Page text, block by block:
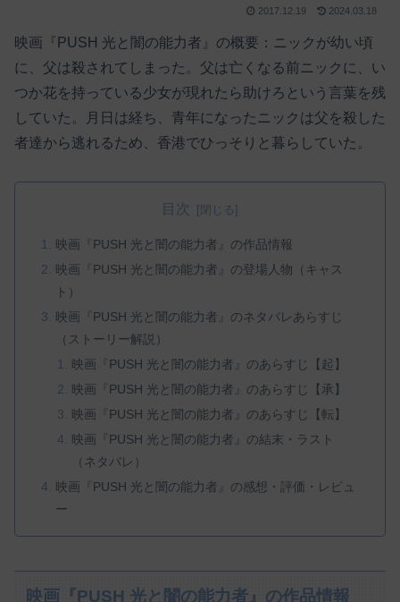
2017.12.19 2024.03.18
映画『PUSH 光と闇の能力者』の概要：ニックが幼い頃
に、父は殺されてしまった。父は亡くなる前ニックに、い
つか花を持っている少女が現れたら助けろという言葉を残
していた。月日は経ち、青年になったニックは父を殺した
者達から逃れるため、香港でひっそりと暮らしていた。
目次
映画『PUSH 光と闇の能力者』の作品情報
映画『PUSH 光と闇の能力者』の登場人物（キャス
ト）
映画『PUSH 光と闇の能力者』のネタバレあらすじ
（ストーリー解説）
映画『PUSH 光と闇の能力者』のあらすじ【起】
映画『PUSH 光と闇の能力者』のあらすじ【承】
映画『PUSH 光と闇の能力者』のあらすじ【転】
映画『PUSH 光と闇の能力者』の結末・ラスト
（ネタバレ）
映画『PUSH 光と闇の能力者』の感想・評価・レビュ
ー
映画『PUSH 光と闇の能力者』の作品情報